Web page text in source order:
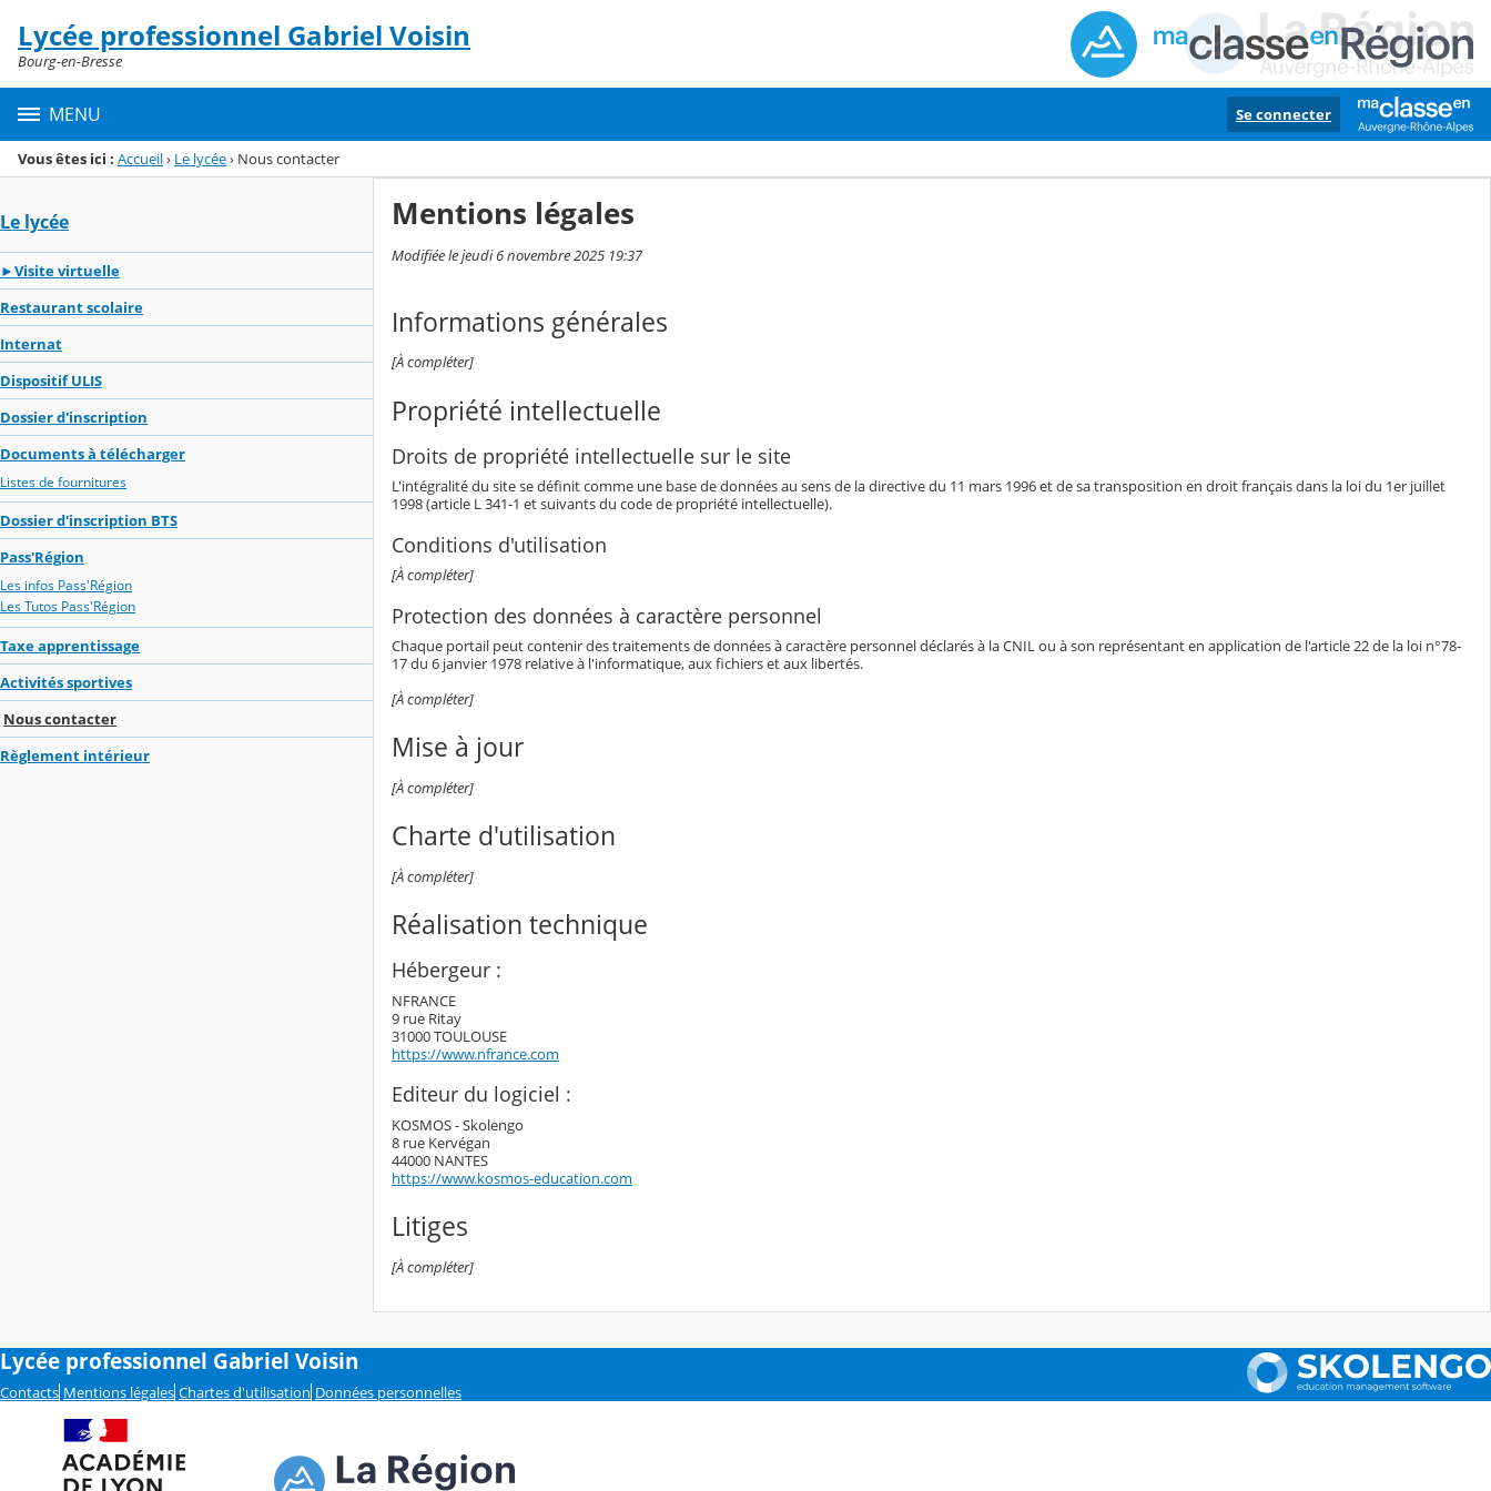
Menu de la rubrique
Contenu
Lycée professionnel Gabriel Voisin
Bourg-en-Bresse
MENU Se connecter
Vous êtes ici : Accueil› Le lycée› Nous contacter
Le lycée
►Visite virtuelle
Restaurant scolaire
Internat
Dispositif ULIS
Dossier d'inscription
Documents à télécharger
Listes de fournitures
Dossier d'inscription BTS
Pass'Région
Les infos Pass'Région
Les Tutos Pass'Région
Taxe apprentissage
Activités sportives
Nous contacter
Règlement intérieur
Mentions légales
Modifiée le jeudi 6 novembre 2025 19:37
Informations générales
[À compléter]
Propriété intellectuelle
Droits de propriété intellectuelle sur le site
L'intégralité du site se définit comme une base de données au sens de la directive du 11 mars 1996 et de sa transposition en droit français dans la loi du 1er juillet
1998 (article L 341-1 et suivants du code de propriété intellectuelle).
Conditions d'utilisation
[À compléter]
Protection des données à caractère personnel
Chaque portail peut contenir des traitements de données à caractère personnel déclarés à la CNIL ou à son représentant en application de l'article 22 de la loi n°78-
17 du 6 janvier 1978 relative à l'informatique, aux fichiers et aux libertés.
[À compléter]
Mise à jour
[À compléter]
Charte d'utilisation
[À compléter]
Réalisation technique
Hébergeur :
NFRANCE
9 rue Ritay
31000 TOULOUSE
https://www.nfrance.com
Editeur du logiciel :
KOSMOS - Skolengo
8 rue Kervégan
44000 NANTES
https://www.kosmos-education.com
Litiges
[À compléter]
Lycée professionnel Gabriel Voisin
Contacts Mentions légales Chartes d'utilisation Données personnelles